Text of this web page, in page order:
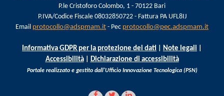
P.le Cristoforo Colombo, 1 - 70122 Bari
P.IVA/Codice Fiscale 08032850722 - Fattura PA UFL8IJ
Email protocollo@adspmam.it - Pec protocollo@pec.adspmam.it
Informativa GDPR per la protezione dei dati Note legali
Accessibilità| Dichiarazione di accessibilità
Portale realizzato e gestito dall'Ufficio Innovazione Tecnologica (PSN)